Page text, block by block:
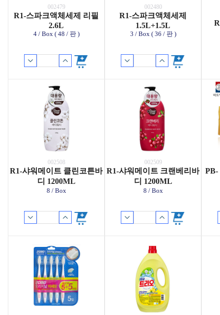
002479
R1-스파크액체세제 리필
2.6L
4 / Box ( 48 / 판 )
002480
R1-스파크액체세제
1.5L+1.5L
3 / Box ( 36 / 판 )
002508
R1-샤워메이트 클린코튼바
디 1200ML
8 / Box
002509
R1-샤워메이트 크랜베리바
디 1200ML
8 / Box
PB-